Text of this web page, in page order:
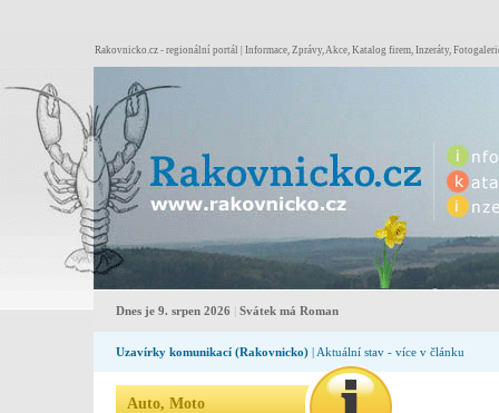
Rakovnicko.cz - regionální portál | Informace, Zprávy, Akce, Katalog firem, Inzeráty,
Dnes je 9. srpen 2026 Svátek má Roman
Uzavírky komunikací (Rakovnicko) | Aktuální stav - více v článku
Auto, Moto